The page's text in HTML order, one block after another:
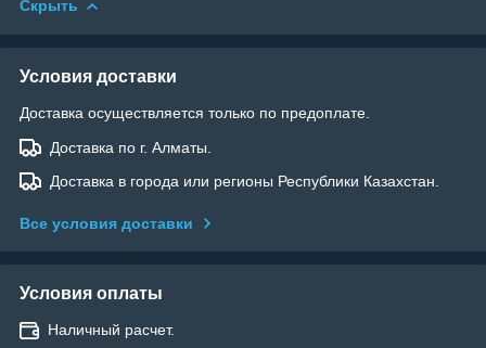
Скрыть
Условия доставки
Доставка осуществляется только по предоплате.
Доставка по г. Алматы.
Доставка в города или регионы Республики Казахстан.
Все условия доставки
Условия оплаты
Наличный расчет.